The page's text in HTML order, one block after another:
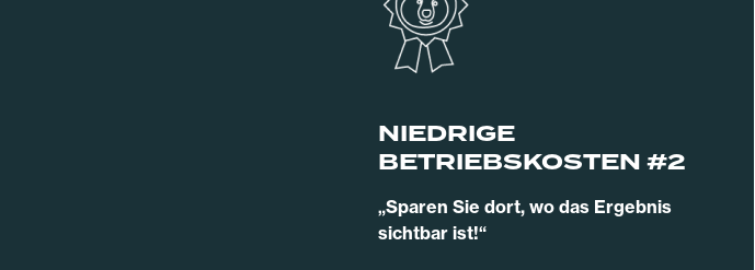
NIEDRIGE
BETRIEBSKOSTEN #2
„Sparen Sie dort, wo das Ergebnis
sichtbar ist!“